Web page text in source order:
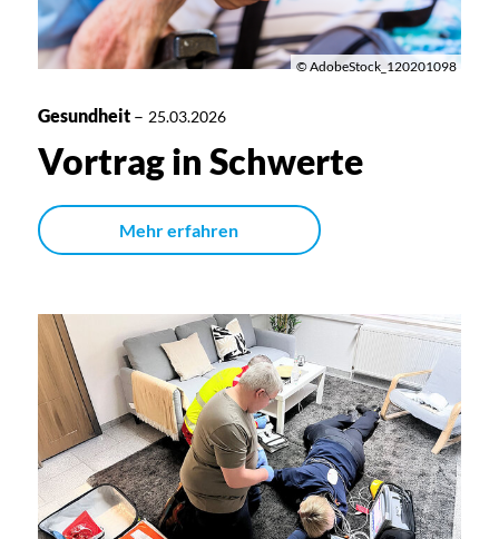
© AdobeStock_120201098
Gesundheit– 25.03.2026
Vortrag in Schwerte
Mehr erfahren